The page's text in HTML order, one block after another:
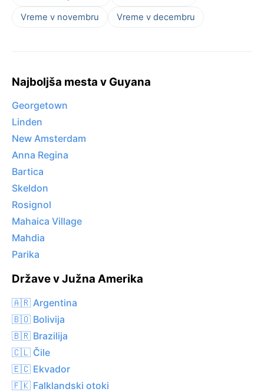
Vreme v novembru
Vreme v decembru
Najboljša mesta v Guyana
Georgetown
Linden
New Amsterdam
Anna Regina
Bartica
Skeldon
Rosignol
Mahaica Village
Mahdia
Parika
Države v Južna Amerika
🇦🇷 Argentina
🇧🇴 Bolivija
🇧🇷 Brazilija
🇨🇱 Čile
🇪🇨 Ekvador
🇫🇰 Falklandski otoki